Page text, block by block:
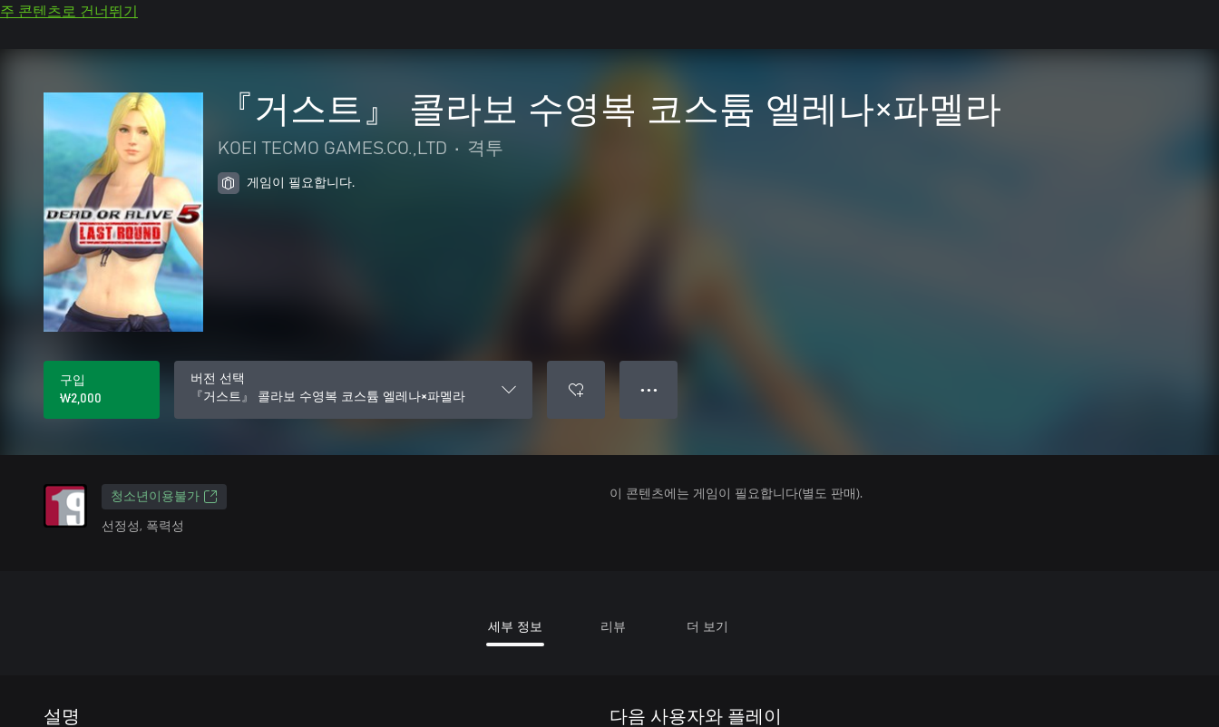
주 콘텐츠로 건너뛰기
『거스트』 콜라보 수영복 코스튬 엘레나×파멜라
KOEI TECMO GAMES.CO.,LTD • 격투
게임이 필요합니다.
구입
₩2,000
버전 선택
『거스트』 콜라보 수영복 코스튬 엘레나×파멜라
● ● ●
청소년이용불가
선정성, 폭력성
이 콘텐츠에는 게임이 필요합니다(별도 판매).
세부 정보 리뷰 더 보기
설명 다음 사용자와 플레이